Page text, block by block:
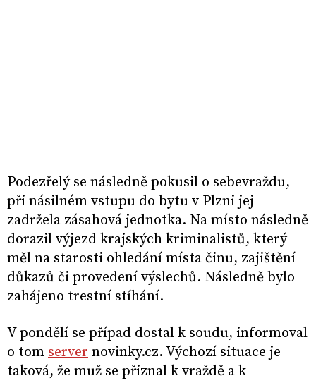
Podezřelý se následně pokusil o sebevraždu,
při násilném vstupu do bytu v Plzni jej
zadržela zásahová jednotka. Na místo následně
dorazil výjezd krajských kriminalistů, který
měl na starosti ohledání místa činu, zajištění
důkazů či provedení výslechů. Následně bylo
zahájeno trestní stíhání.
V pondělí se případ dostal k soudu, informoval
o tom server novinky.cz. Výchozí situace je
taková, že muž se přiznal k vraždě a k